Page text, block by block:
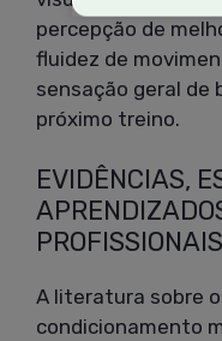
percepção de
fluidez de
sensação geral de
próximo treino.
EVIDÊNCIAS,
PROFISSIONAIS
A literatura sobre
condicionamento